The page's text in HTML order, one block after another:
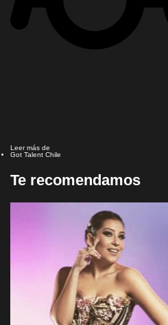
Leer más de
Got Talent Chile
Te recomendamos